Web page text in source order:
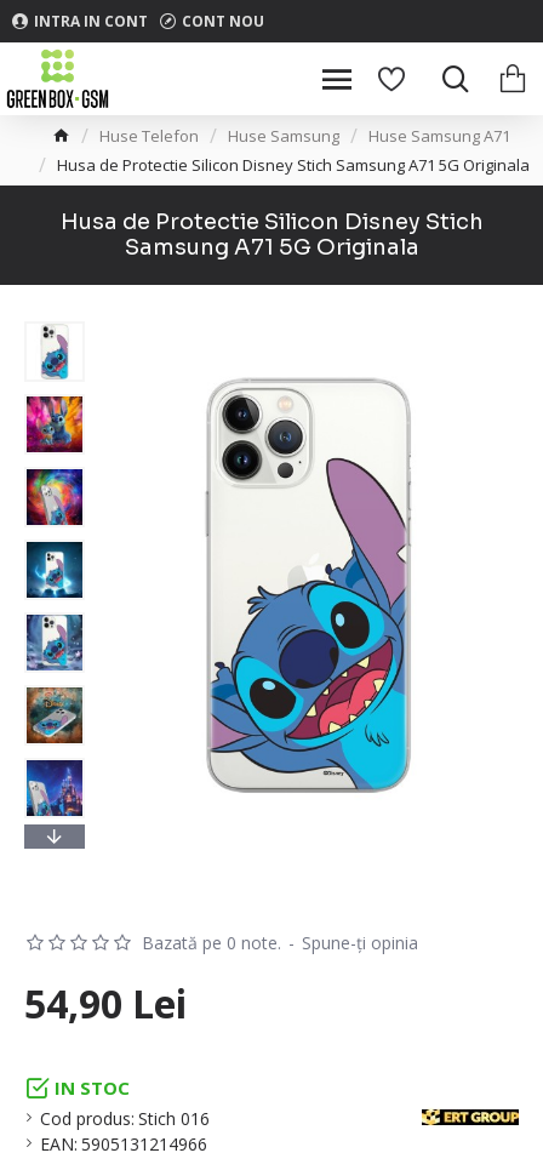
INTRA IN CONT CONT NOU
Huse Telefon Huse Samsung
Huse Samsung A71
Husa de Protectie Silicon Disney Stich Samsung A71 5G Originala
Husa de Protectie Silicon Disney Stich
Samsung A71 5G Originala
IN STOC
Cod produs: Stich 016
EAN: 5905131214966
Bazată pe 0 note. - Spune-ţi opinia
54,90 Lei